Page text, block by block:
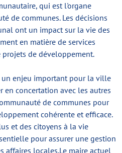
qui est l'organe
de communes. Les décisions
ont un impact sur la vie des
en matière de services
de développement.
enjeu important pour la ville
concertation avec les autres
de communes pour
cohérente et efficace.
et des citoyens à la vie
pour assurer une gestion
affaires locales.Le maire actuel